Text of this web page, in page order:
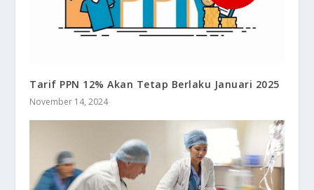
Tarif PPN 12% Akan Tetap Berlaku Januari 2025
November 14, 2024